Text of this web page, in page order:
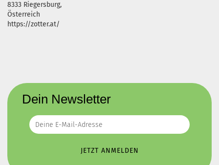
8333 Riegersburg,
Österreich
https://zotter.at/
Dein Newsletter